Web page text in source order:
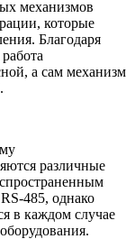
механизмов
которые
Благодаря
а сам механизм
различные
485, однако
в каждом случае